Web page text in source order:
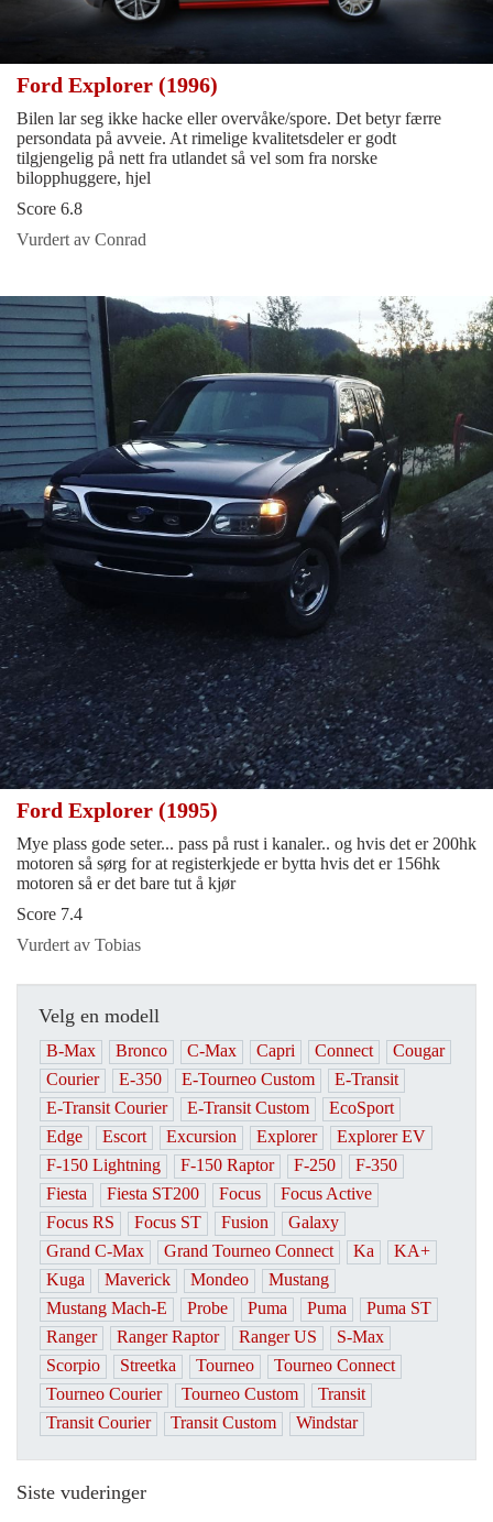
Ford Explorer (1996)
Bilen lar seg ikke hacke eller overvåke/spore. Det betyr færre
persondata på avveie. At rimelige kvalitetsdeler er godt
tilgjengelig på nett fra utlandet så vel som fra norske
bilopphuggere, hjel
Score 6.8
Vurdert av Conrad
Ford Explorer (1995)
Mye plass gode seter... pass på rust i kanaler.. og hvis det er 200hk
motoren så sørg for at registerkjede er bytta hvis det er 156hk
motoren så er det bare tut å kjør
Score 7.4
Vurdert av Tobias
Velg en modell
B-Max Bronco C-Max Capri Connect
Cougar
Courier
E-350 E-Tourneo Custom
E-Transit
E-Transit Courier
E-Transit Custom
EcoSport
Edge
Escort Excursion Explorer
Explorer EV
F-150 Lightning
F-150 Raptor F-250
F-350
Fiesta
Fiesta ST200 Focus
Focus Active
Focus RS
Focus ST Fusion
Galaxy
Grand C-Max
Grand Tourneo Connect Ka
KA+
Kuga
Maverick Mondeo
Mustang
Mustang Mach-E
Probe Puma Puma
Puma ST
Ranger
Ranger Raptor Ranger US
S-Max
Scorpio
Streetka Tourneo
Tourneo Connect
Tourneo Courier
Tourneo Custom
Transit
Transit Courier
Transit Custom Windstar
Siste vuderinger